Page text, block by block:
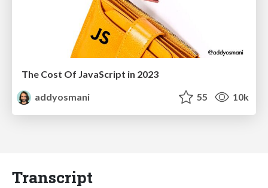
The Cost Of JavaScript in 2023
addyosmani
55 10k
Transcript